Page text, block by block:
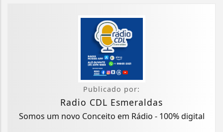
Publicado por:
Radio CDL Esmeraldas
Somos um novo Conceito em Rádio - 100% digital